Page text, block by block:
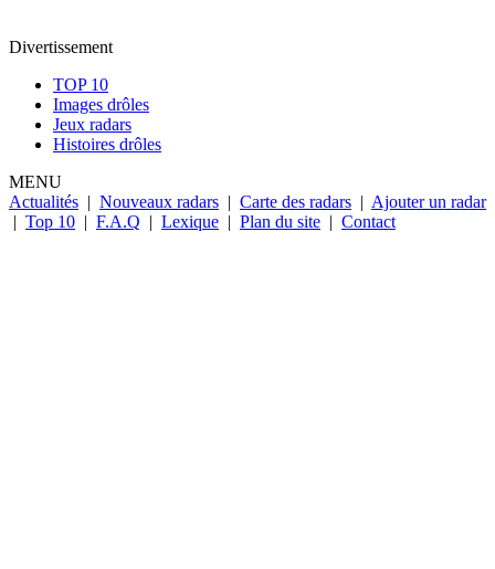
Divertissement
TOP 10
Images drôles
Jeux radars
Histoires drôles
MENU
Actualités | Nouveaux radars | Carte des radars | Ajouter un radar
| Top 10 | F.A.Q | Lexique | Plan du site | Contact